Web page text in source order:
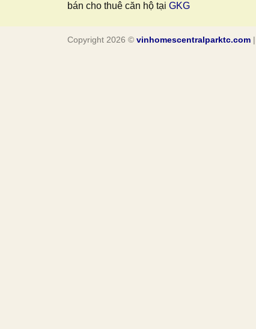
bán cho thuê căn hộ tại GKG
Copyright 2026 © vinhomescentralparktc.com |